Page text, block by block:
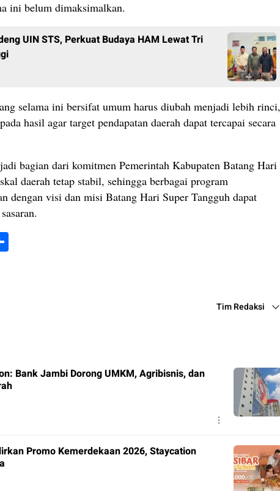
ini belum dimaksimalkan.
UIN STS, Perkuat Budaya HAM Lewat Tri
selama ini bersifat umum harus diubah menjadi lebih rinci,
hasil agar target pendapatan daerah dapat tercapai secara
bagian dari komitmen Pemerintah Kabupaten Batang Hari
daerah tetap stabil, sehingga berbagai program
dengan visi dan misi Batang Hari Super Tangguh dapat
Tim Redaksi
Bank Jambi Dorong UMKM, Agribisnis, dan
Promo Kemerdekaan 2026, Staycation